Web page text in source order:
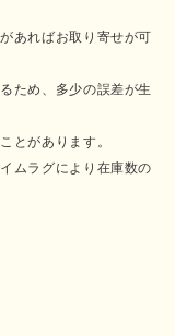
あればお取り寄せが可
ため、多少の誤差が生
とがあります。
ムラグにより在庫数の